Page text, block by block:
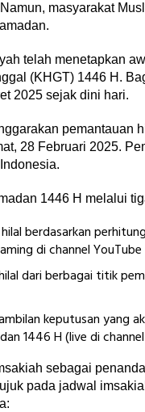
masyarakat
telah menetapkan
(KHGT) 1446 H.
2025 sejak dini hari.
pemantauan
28 Februari 2025.
1446 H melalui
berdasarkan
di channel YouTube
dari berbagai titik
keputusan yang
1446 H (live di
sebagai
pada jadwal